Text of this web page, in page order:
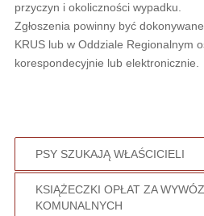
przyczyn i okoliczności wypadku.
Zgłoszenia powinny być
KRUS lub w Oddziale Regionalnym
korespondecyjnie lub elektronicznie.
PSY SZUKAJĄ WŁAŚCICIELI
KSIĄŻECZKI OPŁAT ZA
KOMUNALNYCH